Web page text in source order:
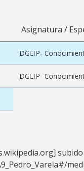
Asignatura /
DGEIP-
DGEIP-